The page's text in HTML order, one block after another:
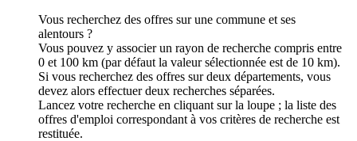
Vous recherchez des offres sur une commune et ses
alentours ?
Vous pouvez y associer un rayon de recherche compris entre
0 et 100 km (par défaut la valeur sélectionnée est de 10 km).
Si vous recherchez des offres sur deux départements, vous
devez alors effectuer deux recherches séparées.
Lancez votre recherche en cliquant sur la loupe ; la liste des
offres d'emploi correspondant à vos critères de recherche est
restituée.